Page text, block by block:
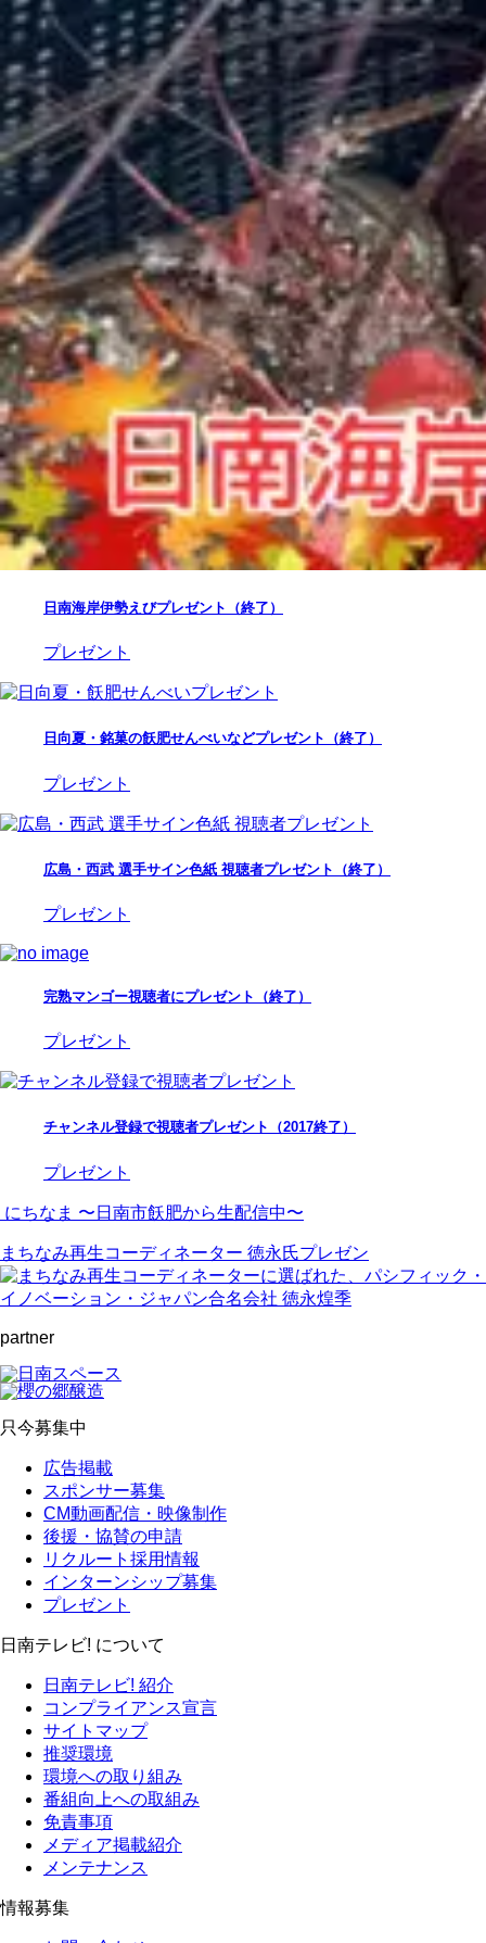
日南海岸伊勢えびプレゼント（終了）
プレゼント
日向夏・銘菓の飫肥せんべいなどプレゼント（終了）
プレゼント
広島・西武 選手サイン色紙 視聴者プレゼント（終了）
プレゼント
完熟マンゴー視聴者にプレゼント（終了）
プレゼント
チャンネル登録で視聴者プレゼント（2017終了）
プレゼント
にちなま 〜日南市飫肥から生配信中〜
まちなみ再生コーディネーター 徳永氏プレゼン
partner
只今募集中
広告掲載
スポンサー募集
CM動画配信・映像制作
後援・協賛の申請
リクルート採用情報
インターンシップ募集
プレゼント
日南テレビ! について
日南テレビ! 紹介
コンプライアンス宣言
サイトマップ
推奨環境
環境への取り組み
番組向上への取組み
免責事項
メディア掲載紹介
メンテナンス
情報募集